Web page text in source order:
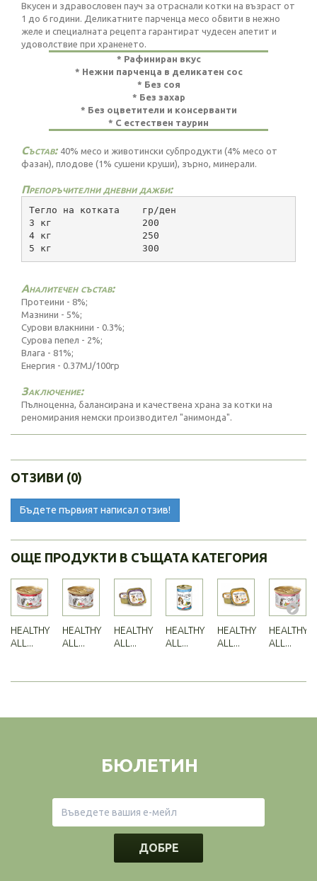
Вкусен и здравословен пауч за отраснали котки на възраст от
1 до 6 години. Деликатните парченца месо обвити в нежно
желе и специалната рецепта гарантират чудесен апетит и
удоволствие при храненето.
* Рафиниран вкус
* Нежни парченца в деликатен сос
* Без соя
* Без захар
* Без оцветители и консерванти
* С естествен таурин
Състав: 40% месо и животински субпродукти (4% месо от
фазан), плодове (1% сушени круши), зърно, минерали.
Препоръчителни дневни дажби:
Тегло на котката    гр/ден
3 кг                200
4 кг                250
5 кг                300
Аналитечен състав:
Протеини - 8%;
Мазнини - 5%;
Сурови влакнини - 0.3%;
Сурова пепел - 2%;
Влага - 81%;
Енергия - 0.37MJ/100гр
Заключение:
Пълноценна, балансирана и качествена храна за котки на
реномирания немски производител "анимонда".
ОТЗИВИ (0)
Бъдете първият написал отзив!
ОЩЕ ПРОДУКТИ В СЪЩАТА КАТЕГОРИЯ
HEALTHY
ALL...
HEALTHY
ALL...
HEALTHY
ALL...
HEALTHY
ALL...
HEALTHY
ALL...
HEALTHY
ALL...
БЮЛЕТИН
ДОБРЕ